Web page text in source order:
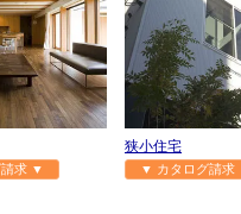
求 ▼
狭小住宅
▼ カタログ請